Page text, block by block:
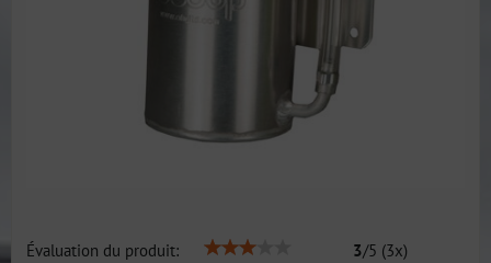
Évaluation du produit: 3/5 (3x)